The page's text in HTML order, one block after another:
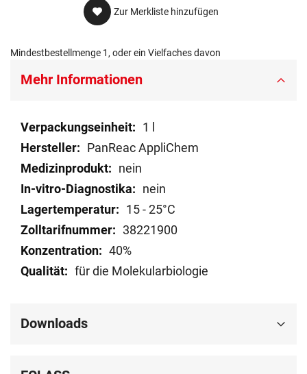
Zur Merkliste hinzufügen
Mindestbestellmenge 1, oder ein Vielfaches davon
Mehr Informationen
Mehr
Informationen
1 l
PanReac AppliChem
nein
nein
15 - 25°C
38221900
40%
für die Molekularbiologie
Downloads